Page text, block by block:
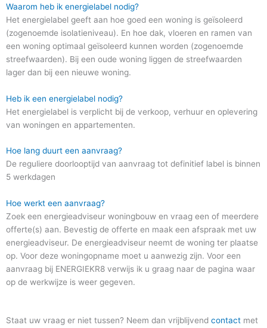
Waarom heb ik energielabel nodig?
Het energielabel geeft aan hoe goed een woning is geïsoleerd
(zogenoemde isolatieniveau). En hoe dak, vloeren en ramen van
een woning optimaal geïsoleerd kunnen worden (zogenoemde
streefwaarden). Bij een oude woning liggen de streefwaarden
lager dan bij een nieuwe woning.
Heb ik een energielabel nodig?
Het energielabel is verplicht bij de verkoop, verhuur en oplevering
van woningen en appartementen.
Hoe lang duurt een aanvraag?
De reguliere doorlooptijd van aanvraag tot definitief label is binnen
5 werkdagen
Hoe werkt een aanvraag?
Zoek een energieadviseur woningbouw en vraag een of meerdere
offerte(s) aan. Bevestig de offerte en maak een afspraak met uw
energieadviseur. De energieadviseur neemt de woning ter plaatse
op. Voor deze woningopname moet u aanwezig zijn. Voor een
aanvraag bij ENERGIEKR8 verwijs ik u graag naar de pagina waar
op de werkwijze is weer gegeven.
Staat uw vraag er niet tussen? Neem dan vrijblijvend contact met